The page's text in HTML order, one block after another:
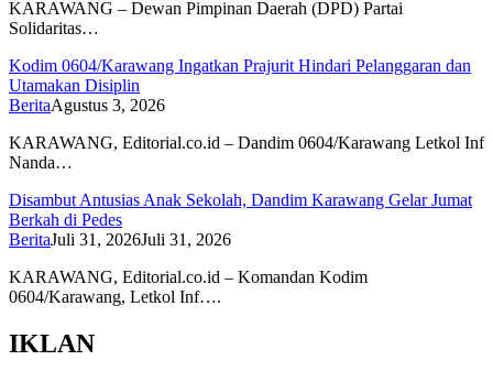
KARAWANG – Dewan Pimpinan Daerah (DPD) Partai
Solidaritas…
Kodim 0604/Karawang Ingatkan Prajurit Hindari Pelanggaran dan
Utamakan Disiplin
BeritaAgustus 3, 2026
KARAWANG, Editorial.co.id – Dandim 0604/Karawang Letkol Inf
Nanda…
Disambut Antusias Anak Sekolah, Dandim Karawang Gelar Jumat
Berkah di Pedes
BeritaJuli 31, 2026Juli 31, 2026
KARAWANG, Editorial.co.id – Komandan Kodim
0604/Karawang, Letkol Inf….
IKLAN